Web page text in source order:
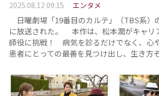
2025.08.12 09:15 エンタメ
日曜劇場「19番目のカルテ」（TBS系）
に放送された。 本作は、松本潤がキャリ
師役に挑戦！ 病気を診るだけでなく、心
患者にとっての最善を見つけ出し、生き方